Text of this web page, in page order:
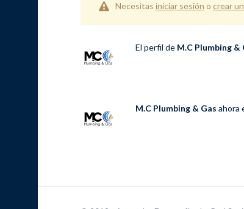
Necesitas iniciar sesión o crear
El perfil de M.C Plumbing &
M.C Plumbing & Gas ahora